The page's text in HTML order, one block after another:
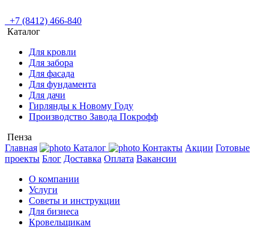
+7 (8412) 466-840
Каталог
Для кровли
Для забора
Для фасада
Для фундамента
Для дачи
Гирлянды к Новому Году
Производство Завода Покрофф
Пенза
Главная
Каталог Контакты Акции Готовые
проекты Блог Доставка Оплата Вакансии
О компании
Услуги
Советы и инструкции
Для бизнеса
Кровельщикам